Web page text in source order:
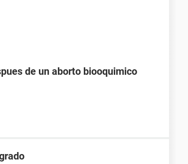
de un aborto biooquimico